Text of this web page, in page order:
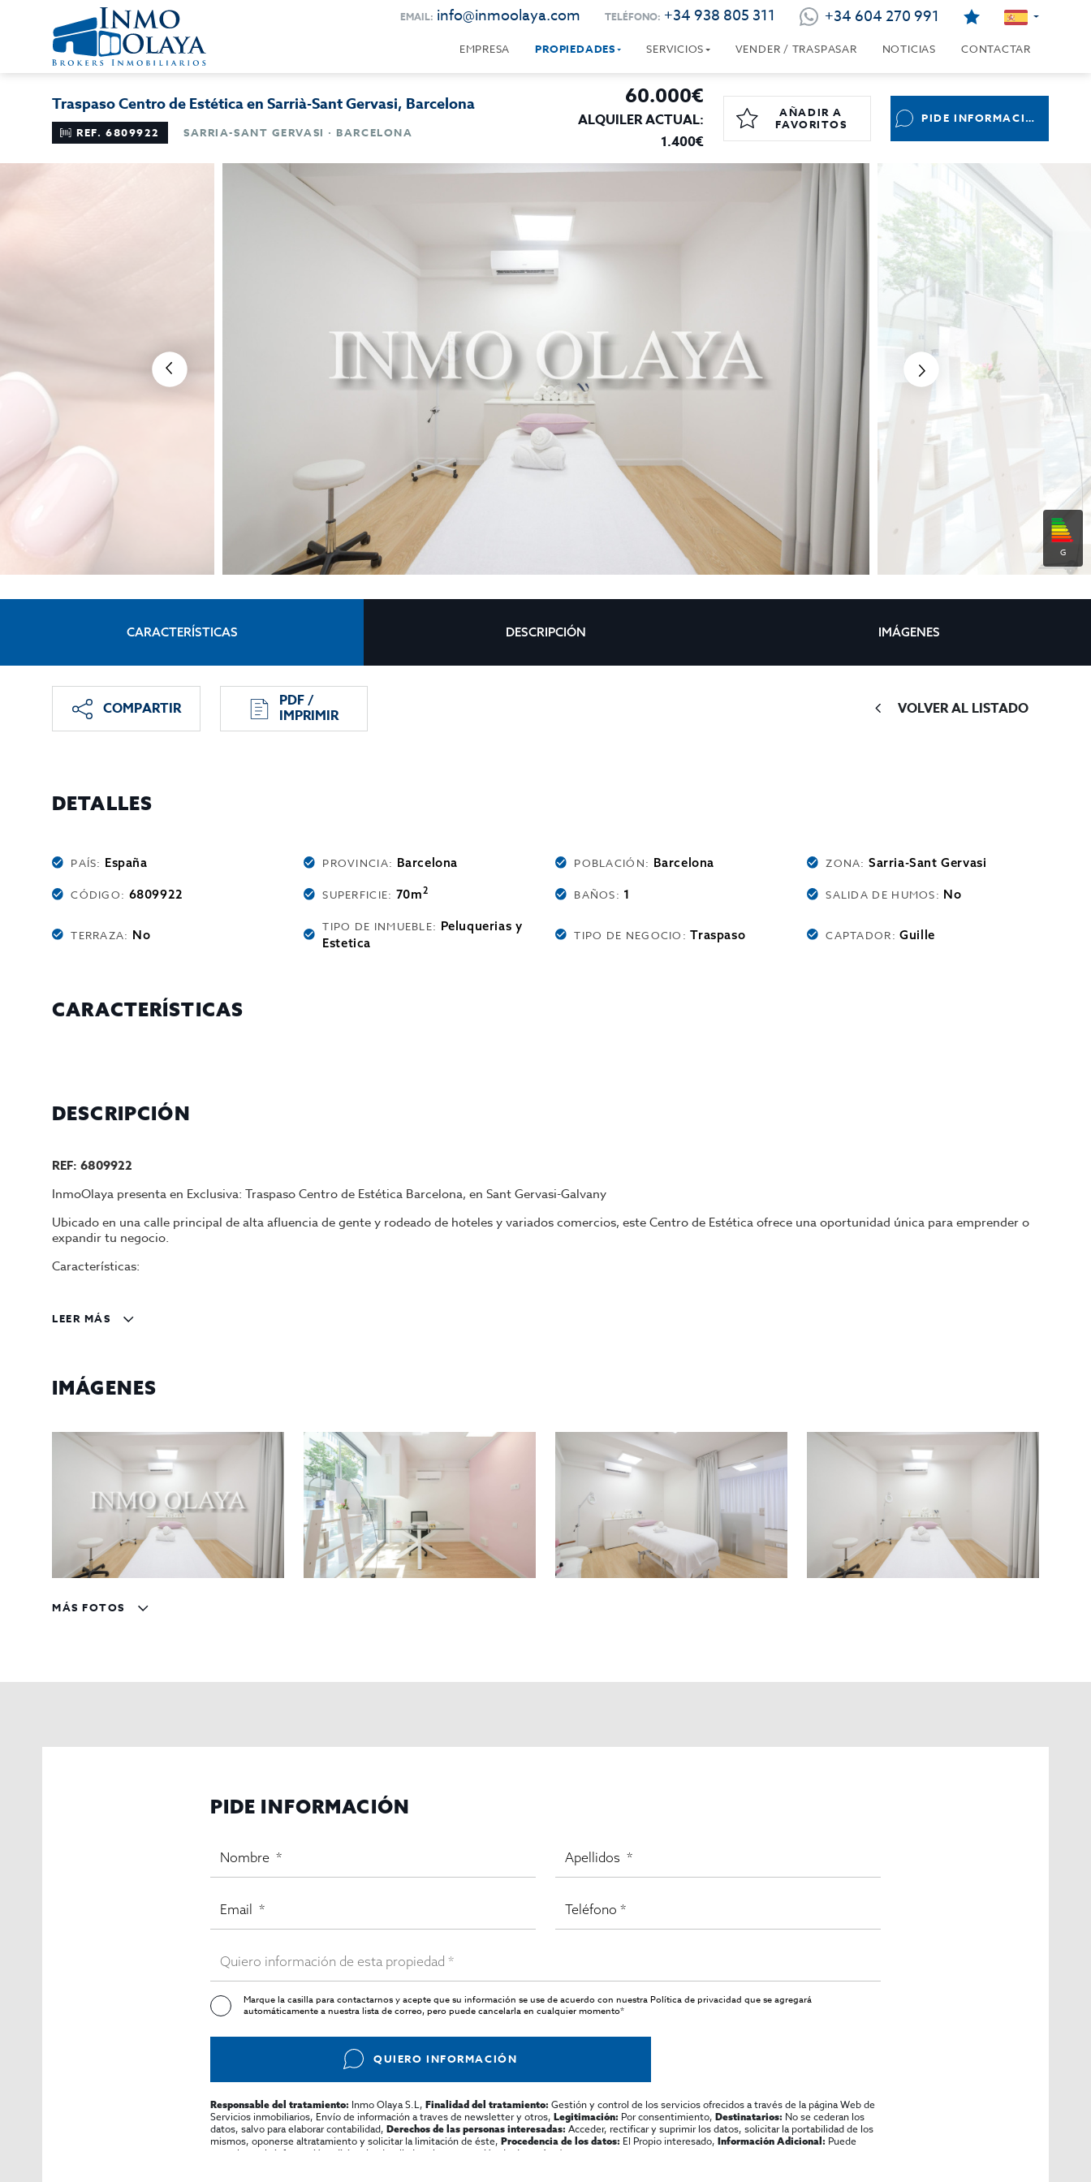
EMAIL: info@inmoolaya.com TELÉFONO: +34 938 805 311 +34 604 270 991
EMPRESA PROPIEDADES SERVICIOS VENDER / TRASPASAR NOTICIAS CONTACTAR
Traspaso Centro de Estética en Sarrià-Sant Gervasi, Barcelona
REF. 6809922 SARRIA-SANT GERVASI · BARCELONA
60.000€
ALQUILER ACTUAL:
1.400€
AÑADIR A
FAVORITOS
PIDE INFORMACIÓN
G
CARACTERÍSTICAS DESCRIPCIÓN IMÁGENES
COMPARTIR PDF /
IMPRIMIR VOLVER AL LISTADO
DETALLES
PAÍS: España PROVINCIA: Barcelona POBLACIÓN: Barcelona ZONA:Sarria-Sant Gervasi
CÓDIGO: 6809922 SUPERFICIE: 70m2 BAÑOS: 1 SALIDA DE HUMOS: No
TERRAZA: No
TIPO DE INMUEBLE: Peluquerias y
Estetica
TIPO DE NEGOCIO:Traspaso CAPTADOR:Guille
CARACTERÍSTICAS
DESCRIPCIÓN
REF: 6809922
InmoOlaya presenta en Exclusiva: Traspaso Centro de Estética Barcelona, en Sant Gervasi-Galvany
Ubicado en una calle principal de alta afluencia de gente y rodeado de hoteles y variados comercios, este Centro de Estética ofrece una oportunidad única para emprender o
expandir tu negocio.
Características:
Distribución: un baño, office, dos puestos de manicura y pedicura con instalación de lava-pies y desagüe, una cabina amplia con dos camillas (posibilidad de
Servicios disponibles: aire acondicionado y calefacción.
Enfoque en terapias manuales, sin aparatología.
Traspaso: 60.000€
Alquiler: 1.400€ al mes
Contrato de arrendamiento: 10 años
Detalles del inmueble:
Superficie construida: 75 m² / útiles: 70 m²
Estado: Segunda mano/buen estado
Baños: 1
Licencias y equipamiento:
Almacén/archivo para mayor comodidad y organización
No pierdas esta oportunidad de adquirir un Centro de Estética listo para operar, con excelente ubicación y posibilidad de mantener al equipo de esteticistas. Contáctanos
para más información y concertar una visita. ¡Te esperamos!
LEER MÁS
IMÁGENES
MÁS FOTOS
PIDE INFORMACIÓN
Marque la casilla para contactarnos y acepte que su información se use de acuerdo con nuestraPolítica de privacidad que se agregará
automáticamente a nuestra lista de correo, pero puede cancelarla en cualquier momento*
QUIERO INFORMACIÓN
Responsable del tratamiento: Inmo Olaya S.L, Finalidad del tratamiento: Gestión y control de los servicios ofrecidos a través de la página Web de
Servicios inmobiliarios, Envío de información a traves de newsletter y otros, Legitimación: Por consentimiento, Destinatarios: No se cederan los
datos, salvo para elaborar contabilidad, Derechos de las personas interesadas: Acceder, rectificar y suprimir los datos, solicitar la portabilidad de los
mismos, oponerse altratamiento y solicitar la limitación de éste, Procedencia de los datos: El Propio interesado, Información Adicional: Puede
consultarse la información adicional y detallada sobre protección de datos
Aquí.